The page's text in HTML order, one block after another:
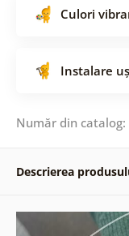
Culori
Instalare
Număr din
Descrierea